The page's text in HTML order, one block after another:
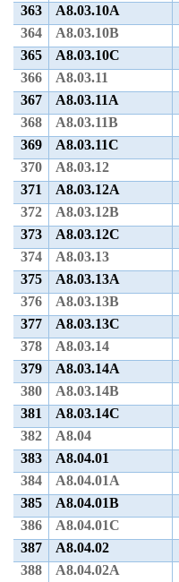
363
A8.03.10A
364
A8.03.10B
365
A8.03.10C
366
A8.03.11
367
A8.03.11A
368
A8.03.11B
369
A8.03.11C
370
A8.03.12
371
A8.03.12A
372
A8.03.12B
373
A8.03.12C
374
A8.03.13
375
A8.03.13A
376
A8.03.13B
377
A8.03.13C
378
A8.03.14
379
A8.03.14A
380
A8.03.14B
381
A8.03.14C
382
A8.04
383
A8.04.01
384
A8.04.01A
385
A8.04.01B
386
A8.04.01C
387
A8.04.02
388
A8.04.02A